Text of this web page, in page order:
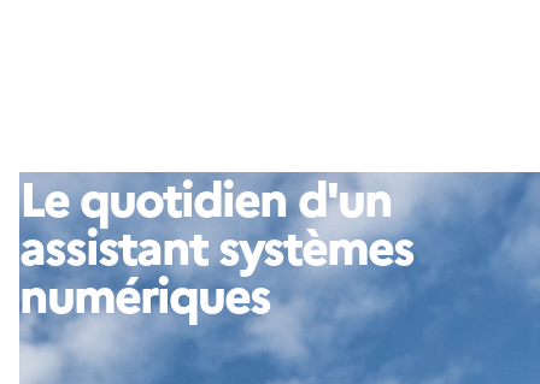
Le quotidien d'un
assistant systèmes
numériques